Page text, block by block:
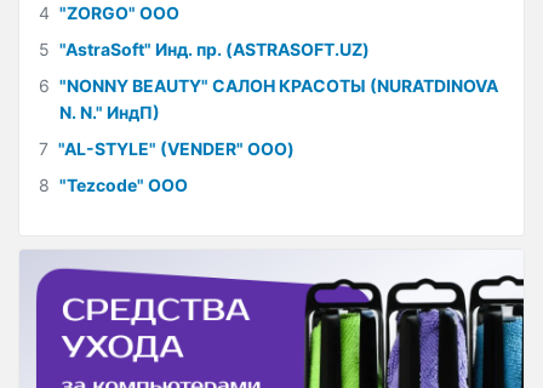
4 "ZORGO" ООО
5 "AstraSoft" Инд. пр. (ASTRASOFT.UZ)
6 "NONNY BEAUTY" САЛОН КРАСОТЫ (NURATDINOVA
N. N." ИндП)
7 "AL-STYLE" (VENDER" ООО)
8 "Tezcode" ООО